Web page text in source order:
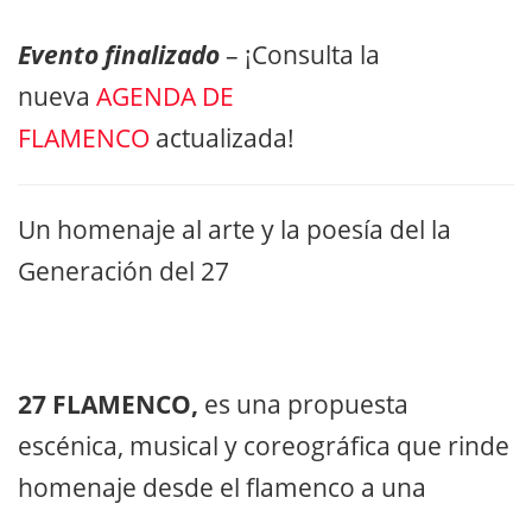
Evento finalizado– ¡Consulta la
nueva AGENDA DE
FLAMENCO actualizada!
Un homenaje al arte y la poesía del la
Generación del 27
27 FLAMENCO, es una propuesta
escénica, musical y coreográfica que rinde
homenaje desde el flamenco a una